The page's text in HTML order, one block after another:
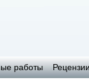
работы